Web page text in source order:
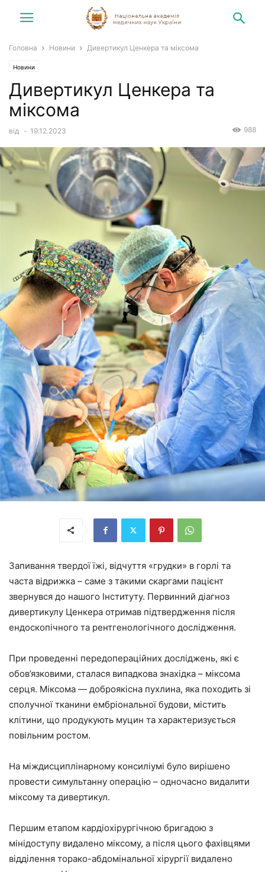
Головна Новини Дивертикул Ценкера та міксома
Новини
Дивертикул Ценкера та
міксома
від - 19.12.2023 988
Запивання твердої їжі, відчуття «грудки» в горлі та
часта відрижка – саме з такими скаргами пацієнт
звернувся до нашого Інституту. Первинний діагноз
дивертикулу Ценкера отримав підтвердження після
ендоскопічного та рентгенологічного дослідження.
При проведенні передопераційних досліджень, які є
обов’язковими, сталася випадкова знахідка – міксома
серця. Міксома — доброякісна пухлина, яка походить зі
сполучної тканини ембріональної будови, містить
клітини, що продукують муцин та характеризується
повільним ростом.
На міждисциплінарному консиліумі було вирішено
провести симультанну операцію – одночасно видалити
міксому та дивертикул.
Першим етапом кардіохірургічною бригадою з
мінідоступу видалено міксому, а після цього фахівцями
відділення торако-абдомінальної хірургії видалено